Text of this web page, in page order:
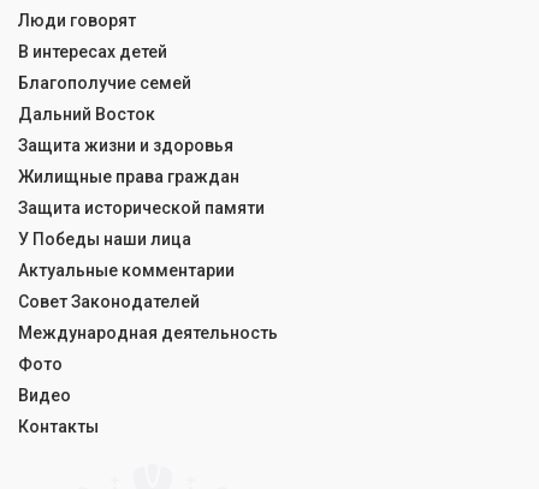
Люди говорят
В интересах детей
Благополучие семей
Дальний Восток
Защита жизни и здоровья
Жилищные права граждан
Защита исторической памяти
У Победы наши лица
Актуальные комментарии
Совет Законодателей
Международная деятельность
Фото
Видео
Контакты